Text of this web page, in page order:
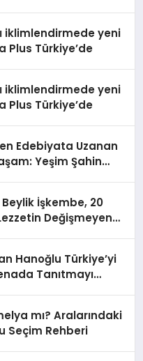
iklimlendirmede yeni
Plus Türkiye’de
iklimlendirmede yeni
Plus Türkiye’de
Edebiyata Uzanan
Yeşim Şahin
İşkembe, 20
Değişmeyen
Hanoğlu Türkiye’yi
Tanıtmayı
mı? Aralarındaki
Seçim Rehberi